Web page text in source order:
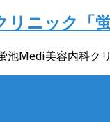
リニック「
池Medi美容内科ク